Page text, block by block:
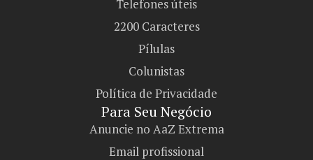
Telefones úteis
2200 Caracteres
Pílulas
Colunistas
Política de Privacidade
Para Seu Negócio​
Anuncie no AaZ Extrema
Email profissional